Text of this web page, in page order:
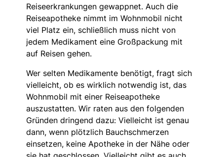
Reiseerkrankungen gewappnet. Auch die
Reiseapotheke nimmt im Wohnmobil nicht
viel Platz ein, schließlich muss nicht von
jedem Medikament eine Großpackung mit
auf Reisen gehen.
Wer selten Medikamente benötigt, fragt sich
vielleicht, ob es wirklich notwendig ist, das
Wohnmobil mit einer Reiseapotheke
auszustatten. Wir raten aus den folgenden
Gründen dringend dazu: Vielleicht ist genau
dann, wenn plötzlich Bauchschmerzen
einsetzen, keine Apotheke in der Nähe oder